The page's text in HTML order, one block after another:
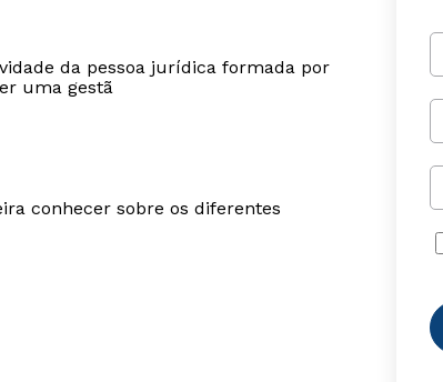
da pessoa jurídica formada por
uma gestã
conhecer sobre os diferentes